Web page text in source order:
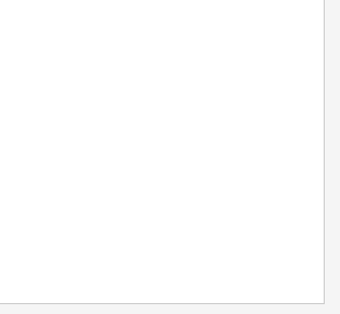
本校校长葛焕昭将于今(115)年7